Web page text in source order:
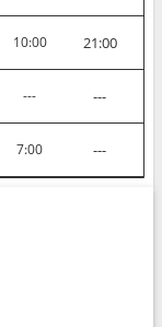
10:00 21:00
--- ---
7:00 ---